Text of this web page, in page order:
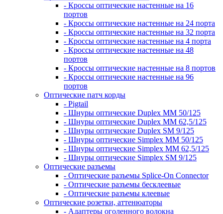
- Кроссы оптические настенные на 16
портов
- Кроссы оптические настенные на 24 порта
- Кроссы оптические настенные на 32 порта
- Кроссы оптические настенные на 4 порта
- Кроссы оптические настенные на 48
портов
- Кроссы оптические настенные на 8 портов
- Кроссы оптические настенные на 96
портов
Оптические патч корды
- Pigtail
- Шнуры оптические Duplex MM 50/125
- Шнуры оптические Duplex MM 62,5/125
- Шнуры оптические Duplex SM 9/125
- Шнуры оптические Simplex MM 50/125
- Шнуры оптические Simplex MM 62,5/125
- Шнуры оптические Simplex SM 9/125
Оптические разъемы
- Оптические разъемы Splice-On Connector
- Оптические разъемы бесклеевые
- Оптические разъемы клеевые
Оптические розетки, аттенюаторы
- Адаптеры оголенного волокна